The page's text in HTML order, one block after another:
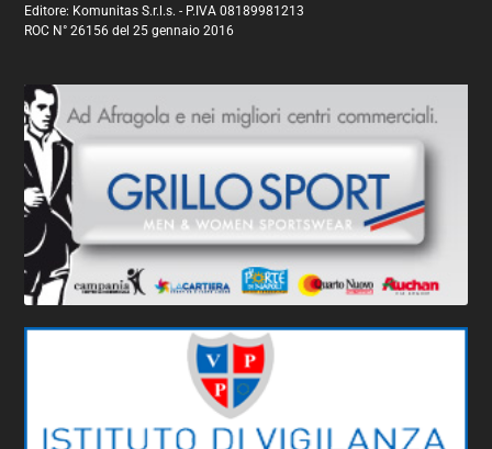
Editore: Komunitas S.r.l.s. - P.IVA 08189981213
ROC N° 26156 del 25 gennaio 2016